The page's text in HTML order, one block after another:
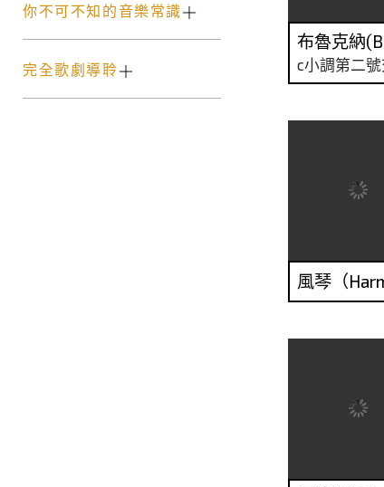
你不可不知的音樂常識
完全歌劇導聆